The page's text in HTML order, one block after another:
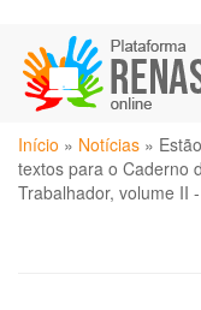
para
conteúdo
principal
Você
está
aqui
Início » Notícias »
textos para o Caderno
Trabalhador, volume II